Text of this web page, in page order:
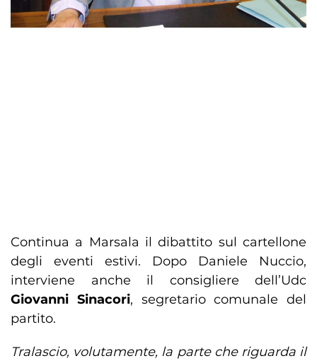
Continua a Marsala il dibattito sul cartellone
degli eventi estivi. Dopo Daniele Nuccio,
interviene anche il consigliere dell’Udc
Giovanni Sinacori, segretario comunale del
partito.
Tralascio, volutamente, la parte che riguarda il